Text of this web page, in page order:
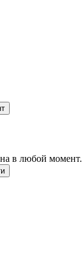
в любой момент.